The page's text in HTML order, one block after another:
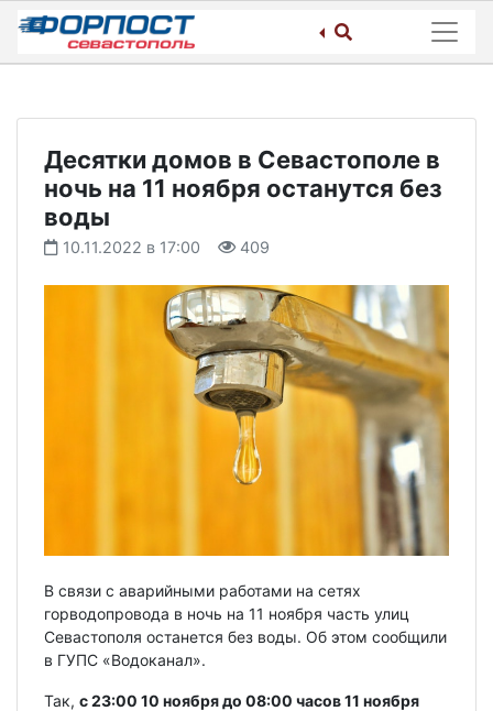
Skip
content
Десятки домов в Севастополе в
ночь на 11 ноября останутся без
воды
10.11.2022 в 17:00 409
В связи с аварийными работами на сетях
горводопровода в ночь на 11 ноября часть улиц
Севастополя останется без воды. Об этом сообщили
в ГУПС «Водоканал».
Так, с 23:00 10 ноября до 08:00 часов 11 ноября